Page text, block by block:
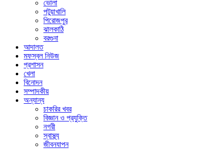
ভোলা
পটুয়াখালি
পিরোজপুর
ঝালকাঠি
বরগুনা
আদালত
মফস্বল নিউজ
প্রশাসন
খেলা
বিনোদন
সম্পাদকীয়
অন্যান্য
চাকরির খবর
বিজ্ঞান ও প্রযুক্তি
নগরী
স্বাস্থ্য
জীবনযাপন